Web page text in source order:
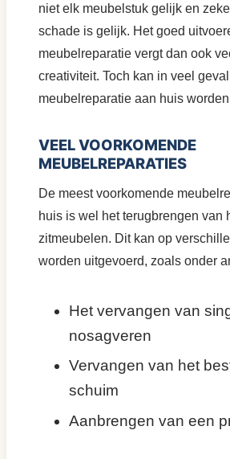
niet elk meubelstuk gelijk en
schade is gelijk. Het goed
meubelreparatie vergt dan ook
creativiteit. Toch kan in veel
meubelreparatie aan huis
VEEL VOORKOMENDE
MEUBELREPARATIES
De meest voorkomende
huis is wel het terugbrengen van
zitmeubelen. Dit kan op
worden uitgevoerd, zoals onder
Het vervangen van
nosagveren
Vervangen van het
schuim
Aanbrengen van een